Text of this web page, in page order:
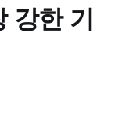
강한 기